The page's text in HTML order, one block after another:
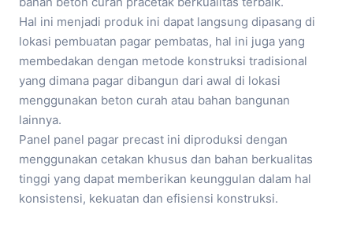
Hal ini menjadi produk ini dapat langsung dipasang di
lokasi pembuatan pagar pembatas, hal ini juga yang
membedakan dengan metode konstruksi tradisional
yang dimana pagar dibangun dari awal di lokasi
menggunakan beton curah atau bahan bangunan
lainnya.
Panel panel pagar precast ini diproduksi dengan
menggunakan cetakan khusus dan bahan berkualitas
tinggi yang dapat memberikan keunggulan dalam hal
konsistensi, kekuatan dan efisiensi konstruksi.